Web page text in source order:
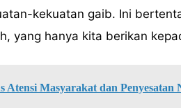
kekuatan gaib. Ini
yang hanya kita berikan
Atensi Masyarakat dan Penyesatan